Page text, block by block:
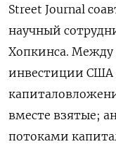
Street Journal
научный
Хопкинса.
инвестиции США
вместе взятые;
потоками